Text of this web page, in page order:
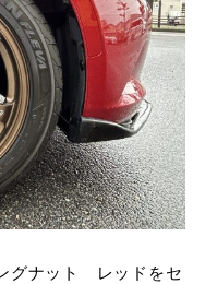
グナット レッドをセ